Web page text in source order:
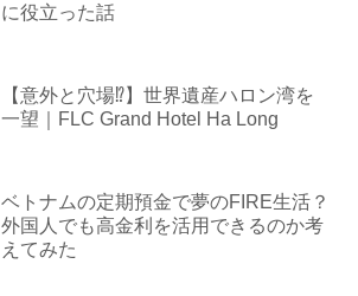
に役立った話
【意外と穴場⁉︎】世界遺産ハロン湾を
一望｜FLC Grand Hotel Ha Long
ベトナムの定期預金で夢のFIRE生活？
外国人でも高金利を活用できるのか考
えてみた